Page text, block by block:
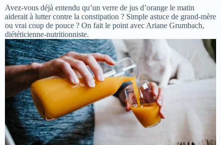
Avez-vous déjà entendu qu’un verre de jus d’orange le matin
aiderait à lutter contre la constipation ? Simple astuce de grand-mère
ou vrai coup de pouce ? On fait le point avec Ariane Grumbach,
diététicienne-nutritionniste.